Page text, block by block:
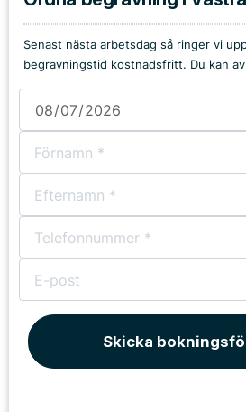
Senast nästa arbetsdag så ringer vi
begravningstid kostnadsfritt. Du kan
Skicka